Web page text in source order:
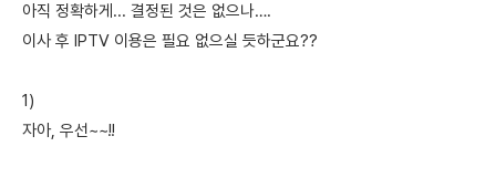
아직 정확하게... 결정된 것은 없으나….
이사 후 IPTV 이용은 필요 없으실 듯하군요??
1)
자아, 우선~~!!